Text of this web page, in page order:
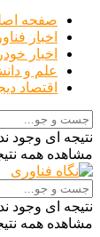
صفحه
اخبار
اخبار
علم و
اقتصاد
نتیجه ای وجود
مشاهده همه
نتیجه ای وجود
مشاهده همه